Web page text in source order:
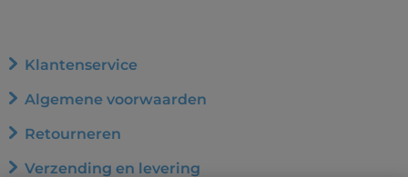
Klantenservice
Algemene voorwaarden
Retourneren
Verzending en levering